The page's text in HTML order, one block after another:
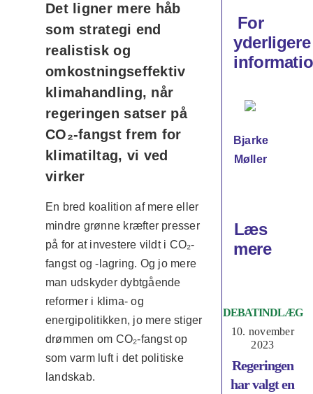
Det ligner mere håb
som strategi end
realistisk og
omkostningseffektiv
klimahandling, når
regeringen satser på
CO₂-fangst frem for
klimatiltag, vi ved
virker
En bred koalition af mere eller
mindre grønne kræfter presser
på for at investere vildt i CO₂-
fangst og -lagring. Og jo mere
man udskyder dybtgående
reformer i klima- og
energipolitikken, jo mere stiger
drømmen om CO₂-fangst op
som varm luft i det politiske
landskab.
For
yderligere
Bjarke
Møller
Læs
mere
DEBATINDLÆG
10. november
2023
Regeringen
har valgt en